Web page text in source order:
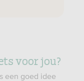
voor jou?
een goed idee